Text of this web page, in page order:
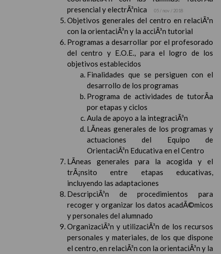
presencial y electrÃ³nica
05 / nov / 2018
Objetivos generales del centro en relaciÃ³n
con la orientaciÃ³n y la acciÃ³n tutorial
Programas a desarrollar por el profesorado
del centro y E.O.E., para el logro de los
objetivos establecidos
Finalidades que se persiguen con el
desarrollo de los programas
Programa de actividades de tutorÃ­a
por etapas y ciclos
Aula de apoyo a la integraciÃ³n
LÃ­neas generales de los programas y
actuaciones del Equipo de
OrientaciÃ³n Educativa en el Centro
LÃ­neas generales para la acogida y el
trÃ¡nsito entre etapas educativas,
incluyendo las adaptaciones
DescripciÃ³n de procedimientos para
recoger y organizar los datos acadÃ©micos
y personales del alumnado
OrganizaciÃ³n y utilizaciÃ³n de los recursos
personales y materiales, de los que dispone
el centro, en relaciÃ³n con la orientaciÃ³n y la